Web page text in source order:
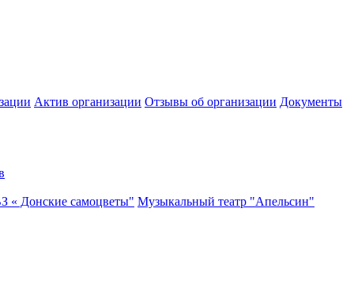
Актив организации Отзывы об организации Документы
« Донские самоцветы" Музыкальный театр "Апельсин"